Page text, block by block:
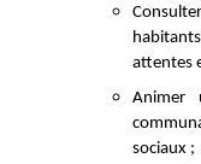
attentes
Animer
sociaux ;